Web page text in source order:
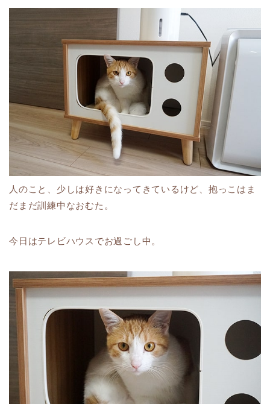
人のこと、少しは好きになってきているけど、抱っこはま
だまだ訓練中なおむた。
今日はテレビハウスでお過ごし中。